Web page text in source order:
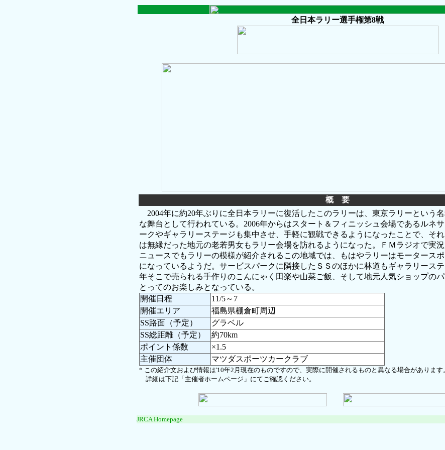
全日本ラリー選手権第8戦
概 要
2004年に約20年ぶりに全日本ラリーに復活したこのラリーは、東京ラリーという
な舞台として行われている。2006年からはスタート＆フィニッシュ会場であるルネ
ークやギャラリーステージも集中させ、手軽に観戦できるようになったことで、そ
は無縁だった地元の老若男女もラリー会場を訪れるようになった。ＦＭラジオで実
ニュースでもラリーの模様が紹介されるこの地域では、もはやラリーはモータース
になっているようだ。サービスパークに隣接したＳＳのほかに林道もギャラリース
年そこで売られる手作りのこんにゃく田楽や山菜ご飯、そして地元人気ショップの
とってのお楽しみとなっている。
開催日程
11/5～7
開催エリア
福島県棚倉町周辺
SS路面（予定）
グラベル
SS総距離（予定）
約70km
ポイント係数
×1.5
主催団体
マツダスポーツカークラブ
* この紹介文および情報は'10年2月現在のものですので、実際に開催されるものと異なる場合があります
詳細は下記「主催者ホームページ」にてご確認ください。
JRCA Homepage